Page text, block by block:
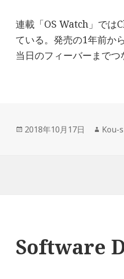
連載「OS Watch」では
ている。発売の1年前か
当日のフィーバーまでつ
投
2018年10月17日
作
Kou-
Software